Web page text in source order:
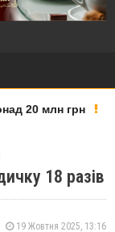
20 млн грн
18 разів
19 Жовтня 2025, 13:16